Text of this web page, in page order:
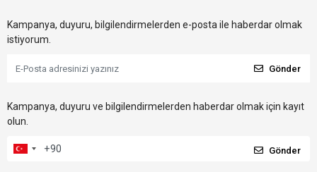
Kampanya, duyuru, bilgilendirmelerden e-posta ile haberdar olmak
istiyorum.
Gönder
Kampanya, duyuru ve bilgilendirmelerden haberdar olmak için kayıt
olun.
Gönder